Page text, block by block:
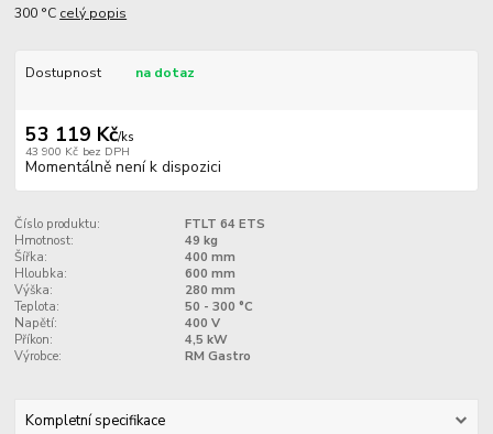
300 °C celý popis
Dostupnost na dotaz
53 119 Kč/ks
43 900 Kč bez DPH
Momentálně není k dispozici
Číslo produktu:
FTLT 64 ETS
Hmotnost:
49 kg
Šířka:
400 mm
Hloubka:
600 mm
Výška:
280 mm
Teplota:
50 - 300 °C
Napětí:
400 V
Příkon:
4,5 kW
Výrobce:
RM Gastro
Kompletní specifikace